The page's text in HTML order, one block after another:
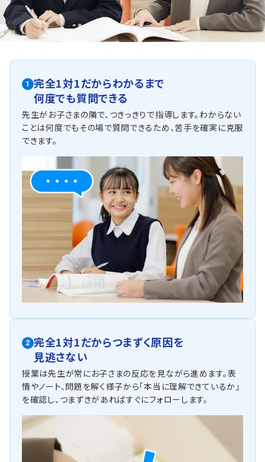
英語（教科書：東京書籍）
西浜中は教科書やワークからの出題が中心ですが、応用問
題も混じるため油断できません。トライでは基礎から応用ま
で丁寧にフォローします。
人気のコース
・神奈川県公立高校入試対策コース
・英検対策コース
萩園中学校
トライまで自転車やお車での通塾をする生徒が多くいます。
部活動との両立を心掛けマンツーマン指導で徹底的にサ
定期テスト対策
数学（教科書：東京書籍）
萩園中は教科書やワークからの出題が中心ですが、応用問
題も混じるため油断できません。トライでは基礎から応用ま
で丁寧にフォローします。
英語（教科書：東京書籍）
萩園中は教科書やワークからの出題が中心ですが、応用問
題も混じるため油断できません。トライでは基礎から応用ま
で丁寧にフォローします。
人気のコース
・内申点対策コース
・英検対策コース
他にも以下の学校に対応しています
中島中学校・第一中学校・円蔵中学校・浜須賀中学校・松浪中学
校・鶴が台中学校・北陽中学校・寒川中学校・寒川東中学校・アレ
セイア湘南中学校・湘南白百合中学校・平塚中等教育学校・自修
館中等教育学校・聖園女学院中等部・聖和学院中学校・日大藤沢
中学校・逗子開成中学校・慶應義塾湘南藤沢中等部（順不同）
1
完全1対1だからわかるまで
何度でも質問できる
先生がお子さまの隣で、つきっきりで指導します。わからない
ことは何度でもその場で質問できるため、苦手を確実に克服
できます。
2 完全1対1だからつまずく原因を
見逃さない
授業は先生が常にお子さまの反応を見ながら進めます。表
情やノート、問題を解く様子から「本当に理解できているか」
を確認し、つまずきがあればすぐにフォローします。